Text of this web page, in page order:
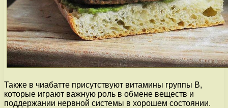
Также в чиабатте присутствуют витамины группы В,
которые играют важную роль в обмене веществ и
поддержании нервной системы в хорошем состоянии.